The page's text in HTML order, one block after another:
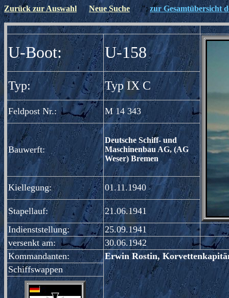
Zurück zur Auswahl Neue Suche ";zur Gesamtübersicht
";
U-Boot: U-158
Typ: Typ IX C
Feldpost Nr.: M 14 343
Bauwerft:
Deutsche Schiff- und
Maschinenbau AG, (AG
Weser) Bremen
Kiellegung: 01.11.1940
Stapellauf:
21.06.1941
Indienststellung:
25.09.1941
versenkt am:
30.06.1942
Kommandanten:
Erwin Rostin,
Schiffswappen